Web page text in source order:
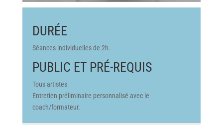
DURÉE
Séances individuelles de 2h.
PUBLIC ET PRÉ-REQUIS
Tous artistes
Entretien préliminaire personnalisé avec le
coach/formateur.